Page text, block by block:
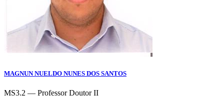
MAGNUN NUELDO NUNES DOS SANTOS
MS3.2 — Professor Doutor II